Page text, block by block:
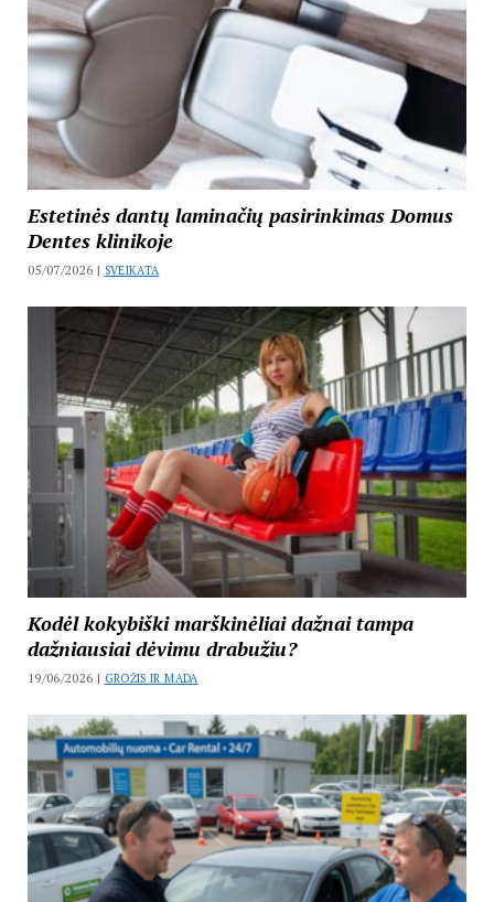
Estetinės dantų laminačių pasirinkimas Domus
Dentes klinikoje
05/07/2026 | SVEIKATA
Kodėl kokybiški marškinėliai dažnai tampa
dažniausiai dėvimu drabužiu?
19/06/2026 | GROŽIS IR MADA